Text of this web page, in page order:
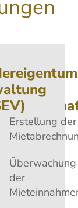
Erstellung der
Überwachung
der